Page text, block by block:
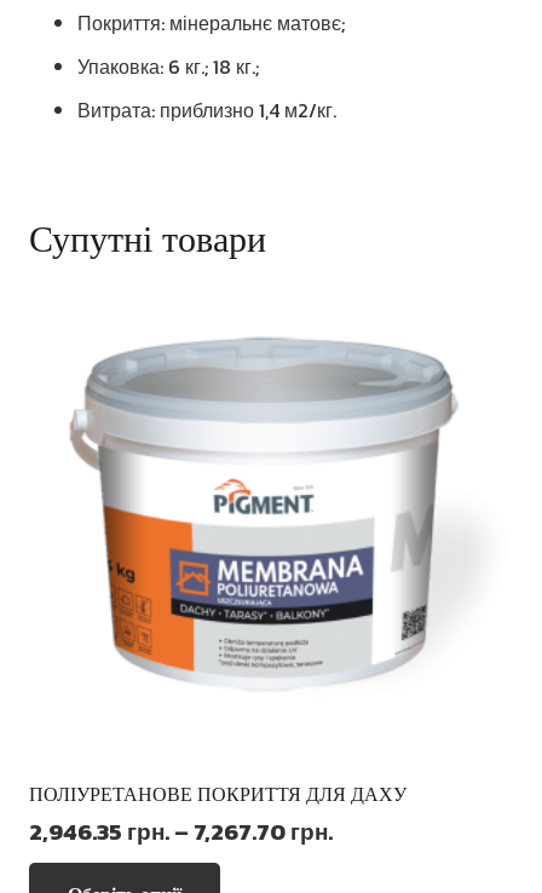
Покриття: мінеральнє матовє;
Упаковка: 6 кг.; 18 кг.;
Витрата: приблизно 1,4 м2/кг.
Супутні товари
ПОЛІУРЕТАНОВЕ ПОКРИТТЯ ДЛЯ ДАХУ
2,946.35 грн.– 7,267.70грн.Діапазон